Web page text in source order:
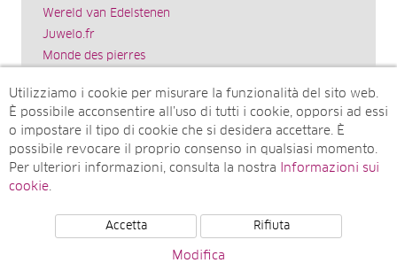
Wereld van Edelstenen
Juwelo.fr
Monde des pierres
El mundo de las piedras preciosas
World of Gemstones
Juwelo.com
Ädelstenarnas Värld
© Juwelo Deutschland GmbH (societá controllata dalla
Utilizziamo i cookie per misurare la funzionalità del sito web.
È possibile acconsentire all’uso di tutti i cookie, opporsi ad essi
o impostare il tipo di cookie che si desidera accettare. È
possibile revocare il proprio consenso in qualsiasi momento.
Per ulteriori informazioni, consulta la nostra
Informazioni sui
cookie.
Accetta Rifiuta
Modifica